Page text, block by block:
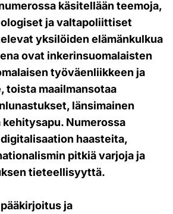
käsitellään teemoja,
ja valtapoliittiset
yksilöiden elämänkulkua
ovat inkerinsuomalaisten
työväenliikkeen ja
toista maailmansotaa
länsimainen
kehitysapu. Numerossa
haasteita,
pitkiä varjoja ja
tieteellisyyttä.
ja